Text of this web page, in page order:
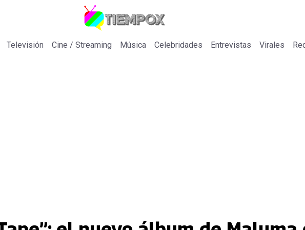
Televisión Cine / Streaming Música Celebridades Entrevistas Virales